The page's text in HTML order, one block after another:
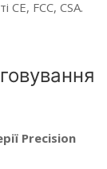
CE, FCC, CSA.
Precision